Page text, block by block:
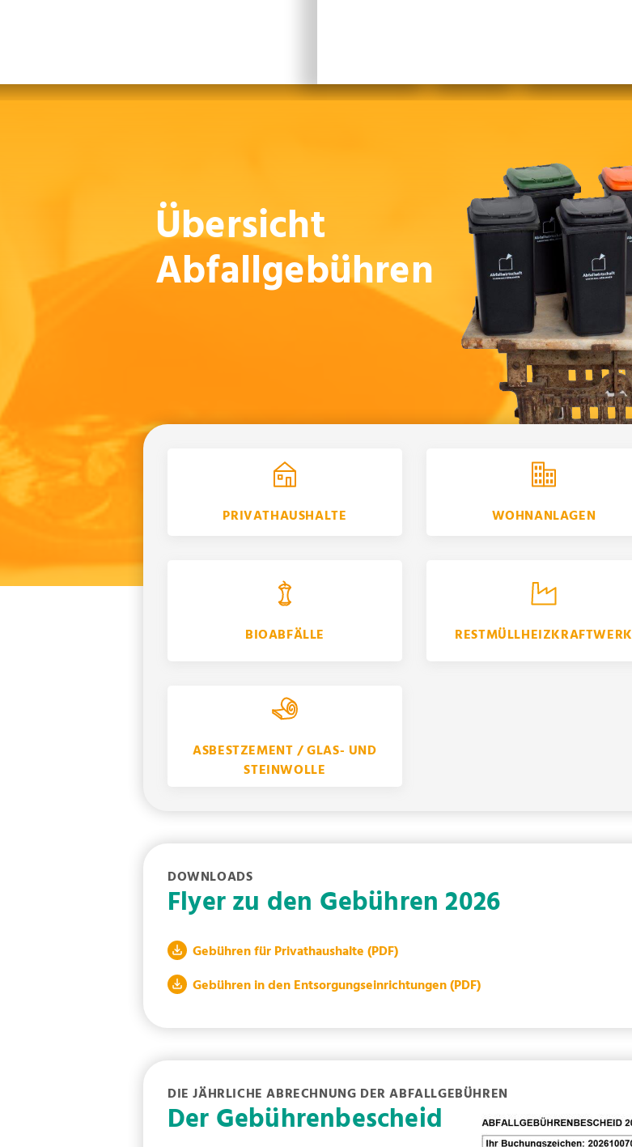
Übersicht
Abfallgebühren
PRIVATHAUSHALTE WOHNANLAGEN
BIOABFÄLLE RESTMÜLLHEIZKRAFTWERK
ASBESTZEMENT / GLAS- UND
STEINWOLLE
DOWNLOADS
Flyer zu den Gebühren 2026
Gebühren für Privathaushalte(PDF)
Gebühren in den Entsorgungseinrichtungen(PDF)
DIE JÄHRLICHE ABRECHNUNG DER ABFALLGEBÜHREN
Der Gebührenbescheid